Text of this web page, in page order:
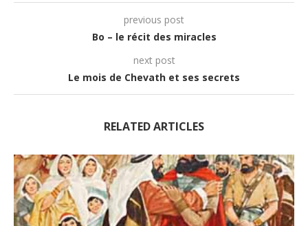
previous post
Bo – le récit des miracles
next post
Le mois de Chevath et ses secrets
RELATED ARTICLES